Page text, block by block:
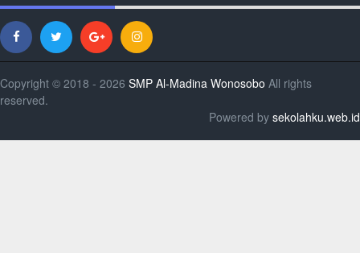
Copyright © 2018 - 2026 SMP Al-Madina Wonosobo All rights
reserved.
Powered by sekolahku.web.id